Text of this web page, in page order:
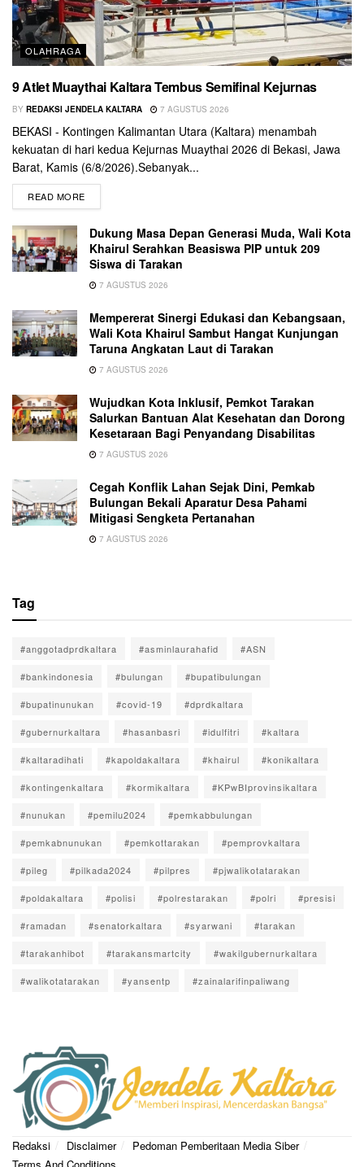
OLAHRAGA
9 Atlet Muaythai Kaltara Tembus Semifinal Kejurnas
BY REDAKSI JENDELA KALTARA 7 AGUSTUS 2026
BEKASI - Kontingen Kalimantan Utara (Kaltara) menambah
kekuatan di hari kedua Kejurnas Muaythai 2026 di Bekasi, Jawa
Barat, Kamis (6/8/2026).Sebanyak...
READ MORE
Dukung Masa Depan Generasi Muda, Wali Kota
Khairul Serahkan Beasiswa PIP untuk 209
Siswa di Tarakan
7 AGUSTUS 2026
Mempererat Sinergi Edukasi dan Kebangsaan,
Wali Kota Khairul Sambut Hangat Kunjungan
Taruna Angkatan Laut di Tarakan
7 AGUSTUS 2026
Wujudkan Kota Inklusif, Pemkot Tarakan
Salurkan Bantuan Alat Kesehatan dan Dorong
Kesetaraan Bagi Penyandang Disabilitas
7 AGUSTUS 2026
Cegah Konflik Lahan Sejak Dini, Pemkab
Bulungan Bekali Aparatur Desa Pahami
Mitigasi Sengketa Pertanahan
7 AGUSTUS 2026
Tag
#anggotadprdkaltara #asminlaurahafid #ASN
#bankindonesia #bulungan #bupatibulungan
#bupatinunukan #covid-19 #dprdkaltara
#gubernurkaltara #hasanbasri #idulfitri #kaltara
#kaltaradihati #kapoldakaltara #khairul #konikaltara
#kontingenkaltara #kormikaltara #KPwBIprovinsikaltara
#nunukan #pemilu2024 #pemkabbulungan
#pemkabnunukan #pemkottarakan #pemprovkaltara
#pileg #pilkada2024 #pilpres #pjwalikotatarakan
#poldakaltara #polisi #polrestarakan #polri #presisi
#ramadan #senatorkaltara #syarwani #tarakan
#tarakanhibot #tarakansmartcity #wakilgubernurkaltara
#walikotatarakan #yansentp #zainalarifinpaliwang
Redaksi Disclaimer
Pedoman Pemberitaan Media Siber